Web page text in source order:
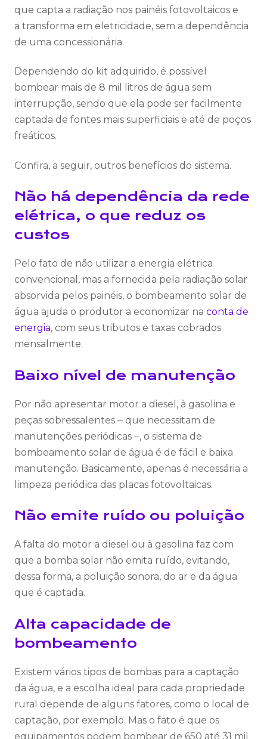
que capta a radiação nos painéis fotovoltaicos e
a transforma em eletricidade, sem a dependência
de uma concessionária.
Dependendo do kit adquirido, é possível
bombear mais de 8 mil litros de água sem
interrupção, sendo que ela pode ser facilmente
captada de fontes mais superficiais e até de poços
freáticos.
Confira, a seguir, outros benefícios do sistema.
Não há dependência da rede
elétrica, o que reduz os
custos
Pelo fato de não utilizar a energia elétrica
convencional, mas a fornecida pela radiação solar
absorvida pelos painéis, o bombeamento solar de
água ajuda o produtor a economizar na conta de
energia, com seus tributos e taxas cobrados
mensalmente.
Baixo nível de manutenção
Por não apresentar motor a diesel, à gasolina e
peças sobressalentes ‒ que necessitam de
manutenções periódicas ‒, o sistema de
bombeamento solar de água é de fácil e baixa
manutenção. Basicamente, apenas é necessária a
limpeza periódica das placas fotovoltaicas.
Não emite ruído ou poluição
A falta do motor a diesel ou à gasolina faz com
que a bomba solar não emita ruído, evitando,
dessa forma, a poluição sonora, do ar e da água
que é captada.
Alta capacidade de
bombeamento
Existem vários tipos de bombas para a captação
da água, e a escolha ideal para cada propriedade
rural depende de alguns fatores, como o local de
captação, por exemplo. Mas o fato é que os
equipamentos podem bombear de 650 até 31 mil